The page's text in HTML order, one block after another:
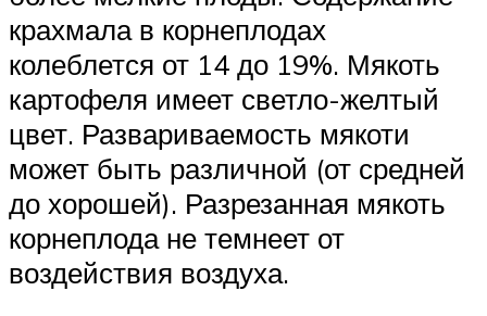
крахмала в корнеплодах
колеблется от 14 до 19%. Мякоть
картофеля имеет светло-желтый
цвет. Развариваемость мякоти
может быть различной (от средней
до хорошей). Разрезанная мякоть
корнеплода не темнеет от
воздействия воздуха.